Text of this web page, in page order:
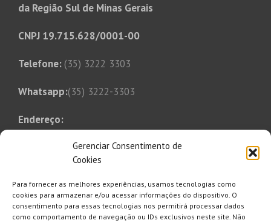
Gerenciar Consentimento de
Cookies
Para fornecer as melhores experiências, usamos tecnologias como
cookies para armazenar e/ou acessar informações do dispositivo. O
consentimento para essas tecnologias nos permitirá processar dados
como comportamento de navegação ou IDs exclusivos neste site. Não
da Região Sul de Minas Gerais
CNPJ 19.715.628/0001-00
Telefone: (35) 3222 3303
Whatsapp:(35) 3222-3303
Endereço:
Bairro Bom Pastor
Varginha, MG, CEP 37014-250
E-mail:
saaesul@saaesul.com.br